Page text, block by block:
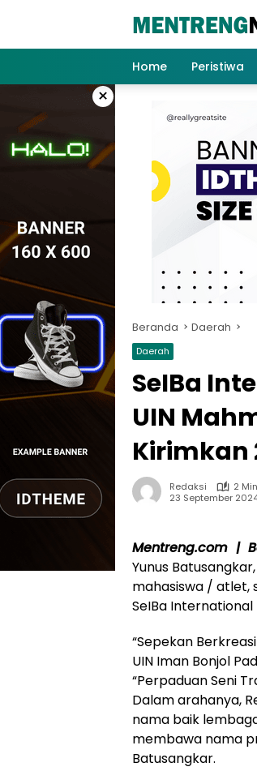
Home
Peristiwa
×
Beranda Daerah
Daerah
SeIBa
UIN
Kirimkan
Redaksi
2
23 September
Mentreng.com |
Yunus
mahasiswa / atlet,
SeIBa International
“Sepekan
UIN Iman Bonjol
“Perpaduan Seni
Dalam arahanya,
nama baik
membawa nama
Batusangkar.